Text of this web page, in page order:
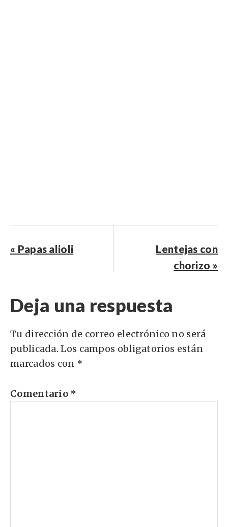
« Papas alioli
Lentejas con
chorizo »
Deja una respuesta
Tu dirección de correo electrónico no será
publicada. Los campos obligatorios están
marcados con *
Comentario *